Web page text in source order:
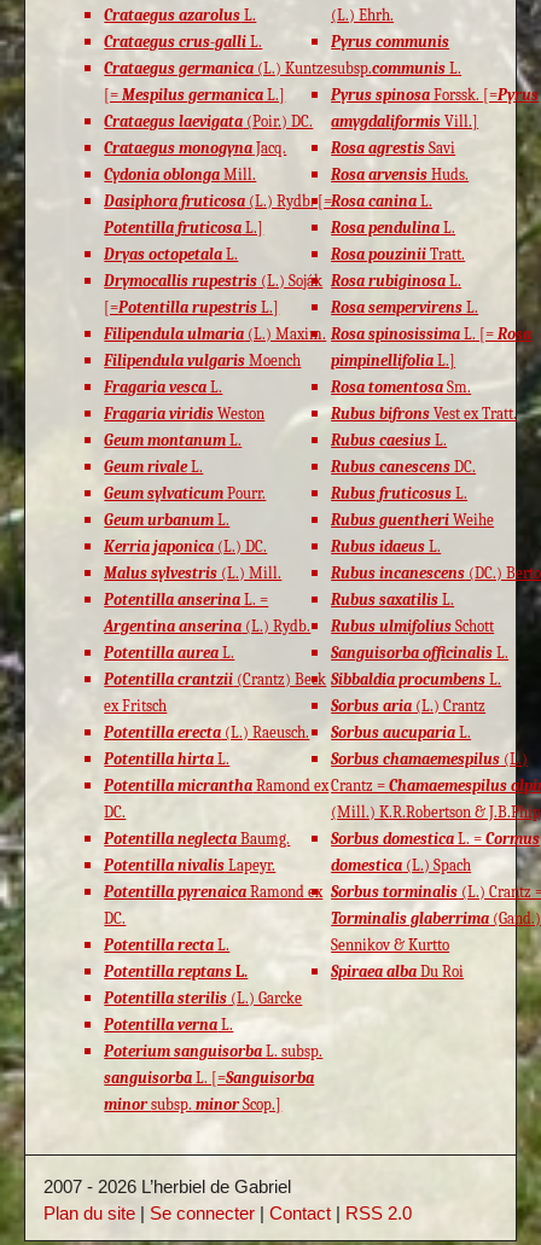
Crataegus azarolus L.
Crataegus crus-galli L.
Crataegus germanica (L.) Kuntze
[=Mespilus germanica L.]
Crataegus laevigata (Poir.) DC.
Crataegus monogyna Jacq.
Cydonia oblonga Mill.
Dasiphora fruticosa (L.) Rydb. [=
Potentilla fruticosa L.]
Dryas octopetala L.
Drymocallis rupestris (L.) Soják
[=Potentilla rupestris L.]
Filipendula ulmaria (L.) Maxim.
Filipendula vulgaris Moench
Fragaria vesca L.
Fragaria viridis Weston
Geum montanum L.
Geum rivaleL.
Geum sylvaticum Pourr.
Geum urbanum L.
Kerria japonica (L.) DC.
Malus sylvestris (L.) Mill.
Potentilla anserina L. =
Argentina anserina (L.) Rydb.
Potentilla aurea L.
Potentilla crantzii (Crantz) Beck
ex Fritsch
Potentilla erecta (L.) Raeusch.
Potentilla hirta L.
Potentilla micrantha Ramond ex
DC.
Potentilla neglecta Baumg.
Potentilla nivalis Lapeyr.
Potentilla pyrenaica Ramond ex
DC.
Potentilla recta L.
Potentilla reptans L.
Potentilla sterilis (L.) Garcke
Potentilla verna L.
Poterium sanguisorbaL. subsp.
sanguisorba L. [=Sanguisorba
minorsubsp. minorScop.]
(L.) Ehrh.
Pyrus communis
subsp.communis L.
Pyrus spinosa Forssk. [=Pyrus
amygdaliformis Vill.]
Rosa agrestis Savi
Rosa arvensis Huds.
Rosa canina L.
Rosa pendulina L.
Rosa pouzinii Tratt.
Rosa rubiginosa L.
Rosa sempervirens L.
Rosa spinosissima L. [=Rosa
pimpinellifolia L.]
Rosa tomentosa Sm.
Rubus bifrons Vest ex Tratt.
Rubus caesius L.
Rubus canescens DC.
Rubus fruticosus L.
Rubus guentheri Weihe
Rubus idaeus L.
Rubus incanescens (DC.)
Rubus saxatilis L.
Rubus ulmifolius Schott
Sanguisorba officinalis L.
Sibbaldia procumbens L.
Sorbus aria (L.) Crantz
Sorbus aucuparia L.
Sorbus chamaemespilus (L.)
Crantz =Chamaemespilus
(Mill.) K.R.Robertson &
Sorbus domesticaL. =Cormus
domestica (L.) Spach
Sorbus torminalis (L.) Crantz
Torminalis glaberrima (Gand.)
Sennikov & Kurtto
Spiraea alba Du Roi
2007 - 2026 L’herbiel de Gabriel
Plan du site | Se connecter |Contact | RSS 2.0